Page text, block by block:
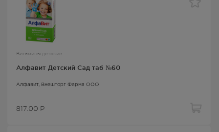
Витамины детские
Алфавит Детский Сад таб №60
Алфавит, Внешторг Фарма ООО
817.00 Р